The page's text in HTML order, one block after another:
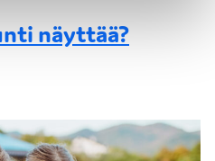
näyttää?